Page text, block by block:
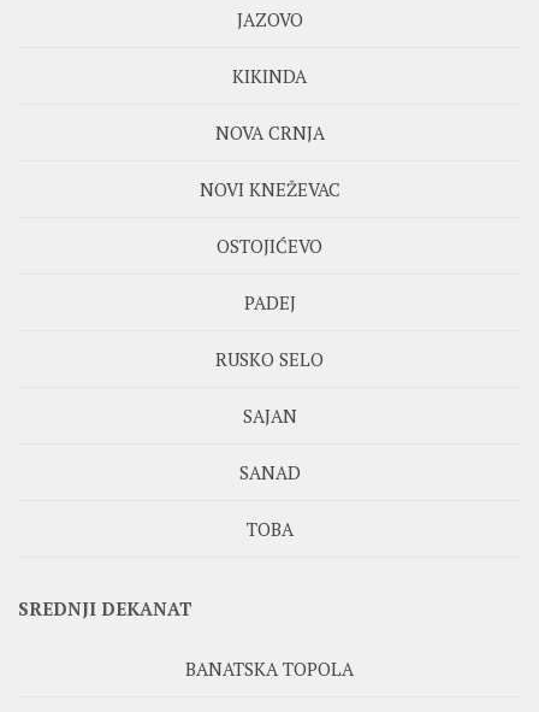
JAZOVO
KIKINDA
NOVA CRNJA
NOVI KNEŽEVAC
OSTOJIĆEVO
PADEJ
RUSKO SELO
SAJAN
SANAD
TOBA
SREDNJI DEKANAT
BANATSKA TOPOLA